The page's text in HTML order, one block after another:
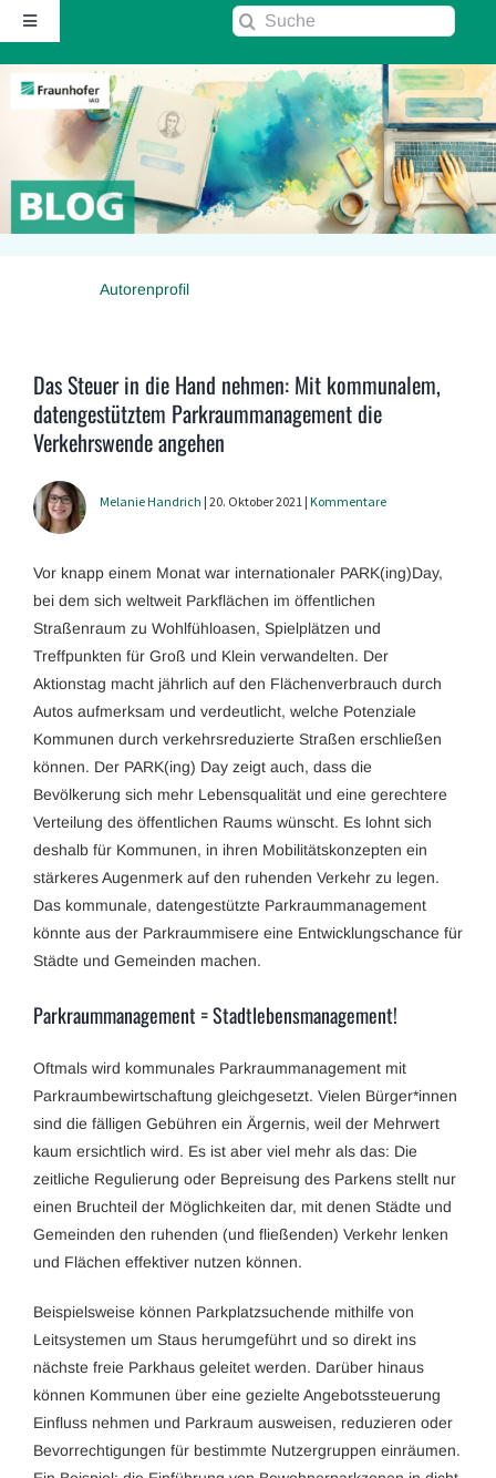
Zum
Inhalt
springen
Toggle
Navigation
Startseite
Über diesen Blog
Kontakt
Kommentarrichtlinie
Fraunhofer IAO ↗
Suche
Autorenprofil
Das Steuer in die Hand nehmen: Mit kommunalem,
datengestütztem Parkraummanagement die
Verkehrswende angehen
Melanie Handrich | 20. Oktober 2021 | Kommentare
Vor knapp einem Monat war internationaler PARK(ing)Day,
bei dem sich weltweit Parkflächen im öffentlichen
Straßenraum zu Wohlfühloasen, Spielplätzen und
Treffpunkten für Groß und Klein verwandelten. Der
Aktionstag macht jährlich auf den Flächenverbrauch durch
Autos aufmerksam und verdeutlicht, welche Potenziale
Kommunen durch verkehrsreduzierte Straßen erschließen
können. Der PARK(ing) Day zeigt auch, dass die
Bevölkerung sich mehr Lebensqualität und eine gerechtere
Verteilung des öffentlichen Raums wünscht. Es lohnt sich
deshalb für Kommunen, in ihren Mobilitätskonzepten ein
stärkeres Augenmerk auf den ruhenden Verkehr zu legen.
Das kommunale, datengestützte Parkraummanagement
könnte aus der Parkraummisere eine Entwicklungschance für
Städte und Gemeinden machen.
Parkraummanagement = Stadtlebensmanagement!
Oftmals wird kommunales Parkraummanagement mit
Parkraumbewirtschaftung gleichgesetzt. Vielen Bürger*innen
sind die fälligen Gebühren ein Ärgernis, weil der Mehrwert
kaum ersichtlich wird. Es ist aber viel mehr als das: Die
zeitliche Regulierung oder Bepreisung des Parkens stellt nur
einen Bruchteil der Möglichkeiten dar, mit denen Städte und
Gemeinden den ruhenden (und fließenden) Verkehr lenken
und Flächen effektiver nutzen können.
Beispielsweise können Parkplatzsuchende mithilfe von
Leitsystemen um Staus herumgeführt und so direkt ins
nächste freie Parkhaus geleitet werden. Darüber hinaus
können Kommunen über eine gezielte Angebotssteuerung
Einfluss nehmen und Parkraum ausweisen, reduzieren oder
Bevorrechtigungen für bestimmte Nutzergruppen einräumen.